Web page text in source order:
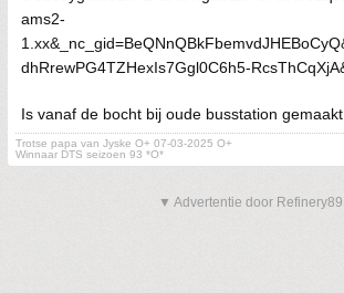
Is vanaf de bocht bij oude busstation gemaakt
Trotse papa van Jyske O+ 07-03-2025 O+
Winnaar DTS seizoen 93 *O*
▼ Advertentie door Refinery89